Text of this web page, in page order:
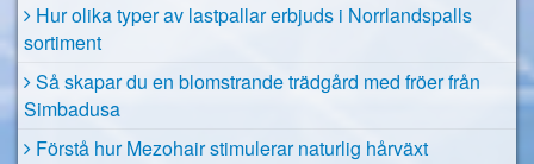
Hur olika typer av lastpallar erbjuds i Norrlandspalls
sortiment
Så skapar du en blomstrande trädgård med fröer från
Simbadusa
Förstå hur Mezohair stimulerar naturlig hårväxt